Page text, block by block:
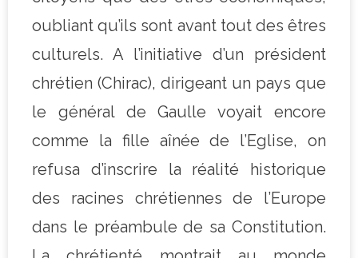
oubliant qu’ils sont avant tout des êtres
culturels. A l’initiative d’un président
chrétien (Chirac), dirigeant un pays que
le général de Gaulle voyait encore
comme la fille aînée de l’Eglise, on
refusa d’inscrire la réalité historique
des racines chrétiennes de l’Europe
dans le préambule de sa Constitution.